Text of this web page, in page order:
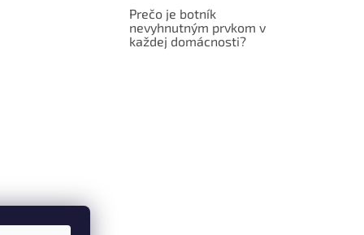
Prečo je botník
nevyhnutným prvkom v
každej domácnosti?